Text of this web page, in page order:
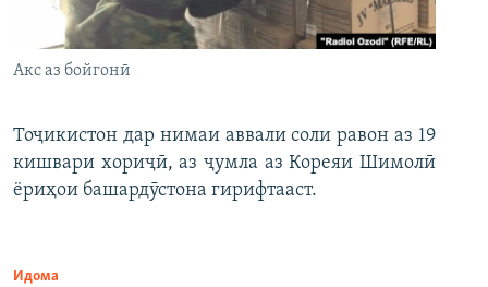
Акс аз бойгонӣ
Тоҷикистон дар нимаи аввали соли равон аз 19
кишвари хориҷӣ, аз ҷумла аз Кореяи Шимолӣ
ёриҳои башардӯстона гирифтааст.
Идома